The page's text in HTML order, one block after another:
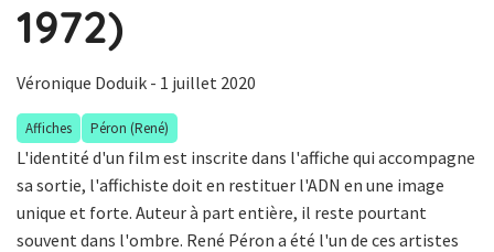
1972)
Véronique Doduik - 1 juillet 2020
Affiches Péron (René)
L'identité d'un film est inscrite dans l'affiche qui accompagne
sa sortie, l'affichiste doit en restituer l'ADN en une image
unique et forte. Auteur à part entière, il reste pourtant
souvent dans l'ombre. René Péron a été l'un de ces artistes